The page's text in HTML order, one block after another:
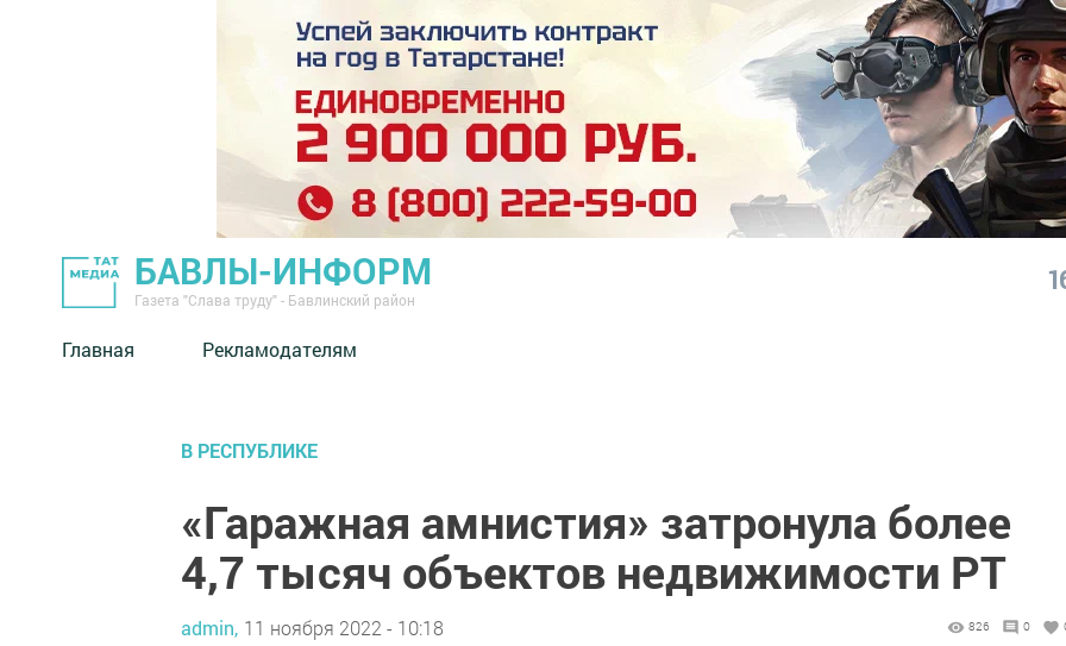
БАВЛЫ-ИНФОРМ
Газета "Слава труду" - Бавлинский район
Главная Рекламодателям
В РЕСПУБЛИКЕ
«Гаражная амнистия» затронула более
4,7 тысяч объектов недвижимости РТ
admin, 11 ноября 2022 - 10:18 826 0